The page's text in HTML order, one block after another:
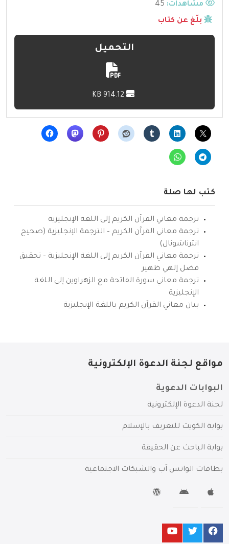
مشاهدات:
بلّغ عن كتاب
التحميل
كتب لها صلة
ترجمة معاني القرآن الكريم إلى اللغة الإنجليزية
ترجمة معاني القرآن الكريم – الترجمة الإنجليزية (صحيح
انترناشونال)
ترجمة معاني القرآن الكريم إلى اللغة الإنجليزية – تحقيق
فضل إلهي ظهير
ترجمة معاني سورة الفاتحة مع الزهراوين إلى اللغة
الإنجليزية
بيان معاني القرآن الكريم باللغة الإنجليزية
مواقع لجنة الدعوة الإلكترونية
البوابات الدعوية
لجنة الدعوة الإلكترونية
بوابة الكويت للتعريف بالإسلام
بوابة الباحث عن الحقيقة
بطاقات الواتس آب والشبكات الاجتماعية